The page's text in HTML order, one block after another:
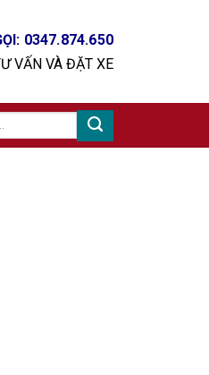
0347.874.650
VẤN VÀ ĐẶT XE